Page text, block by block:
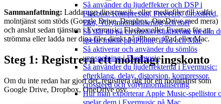
Så använder du ljudeffekter och DSP i
Flacbox: Kompressor, Freeverb, Crossfeed,
Eko, Volymnormalisering och mer
Så slår du på en musikvisualiserare medan
spelar musik på iPhone, iPad och Mac
Så aktiverar och använder du sömlös
uppspelning i Evermusic
Så använder du ljudeffekterna i Evermusic:
efterklang, delay, distorsion, kompressor,
crossfeed och volymnormalisering
Hur man exporterar Apple Music-spellistor
spelar dem i Evermusic på Mac
Sammanfattning: Ladda upp dina musik- eller mediefiler till valfri
molntjänst som stöds (Google Drive, Dropbox, OneDrive med mera)
och anslut sedan tjänsten i Evermusic, Flacbox eller Evertag för att
strömma eller ladda ner dina filer direkt på iPhone, iPad eller Mac.
Steg 1: Registrera ett molnlagringskonto
Om du inte redan har gjort det, registrera dig för en molntjänst som
Google Drive, Dropbox, OneDrive osv.